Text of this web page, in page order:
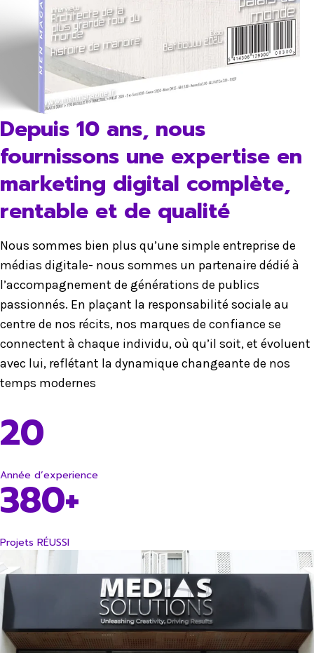
Depuis 10 ans, nous
fournissons une expertise en
marketing digital complète,
rentable et de qualité
Nous sommes bien plus qu’une simple entreprise de
médias digitale- nous sommes un partenaire dédié à
l’accompagnement de générations de publics
passionnés. En plaçant la responsabilité sociale au
centre de nos récits, nos marques de confiance se
connectent à chaque individu, où qu’il soit, et évoluent
avec lui, reflétant la dynamique changeante de nos
temps modernes
20
Année d’experience
380+
Projets RÉUSSI